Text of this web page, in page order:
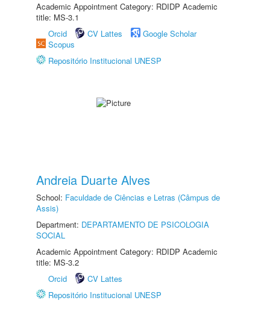
Academic Appointment Category: RDIDP Academic
title: MS-3.1
Orcid
CV Lattes
Google Scholar
Scopus
Repositório Institucional UNESP
Andreia Duarte Alves
School: Faculdade de Ciências e Letras (Câmpus de
Assis)
Department: DEPARTAMENTO DE PSICOLOGIA
SOCIAL
Academic Appointment Category: RDIDP Academic
title: MS-3.2
Orcid
CV Lattes
Repositório Institucional UNESP